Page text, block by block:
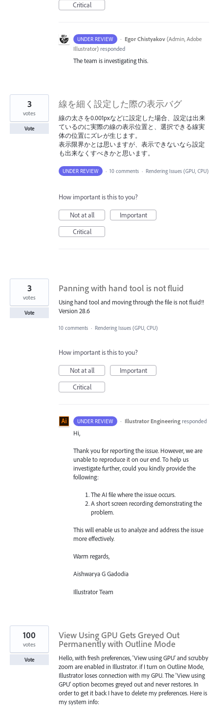
Critical
UNDER REVIEW · Egor Chistyakov (Admin, Adobe
Illustrator) responded
The team is investigating this.
線を細く設定した際の表示バグ
線の太さを0.001pxなどに設定した場合、設定は出来
ているのに実際の線の表示位置と、選択できる線実
体の位置にズレが生じます。
表示限界かとは思いますが、表示できないなら設定
も出来なくすべきかと思います。
3
votes
Vote
UNDER REVIEW · 10 comments · Rendering Issues (GPU, CPU)
How important is this to you?
Not at all
Important
Critical
Panning with hand tool is not fluid
Using hand tool and moving through the file is not fluid!!
Version 28.6
3
votes
Vote
10 comments · Rendering Issues (GPU, CPU)
How important is this to you?
Not at all
Important
Critical
UNDER REVIEW · Illustrator Engineering responded
Hi,
Thank you for reporting the issue. However, we are
unable to reproduce it on our end. To help us
investigate further, could you kindly provide the
following:
The AI file where the issue occurs.
A short screen recording demonstrating the
problem.
This will enable us to analyze and address the issue
more effectively.
Warm regards,
Aishwarya G Gadodia
Illustrator Team
View Using GPU Gets Greyed Out
Permanently with Outline Mode
Hello, with fresh preferences, 'View using GPU' and scrubby
zoom are enabled in Illustrator. if I turn on Outline Mode,
Illustrator loses connection with my GPU. The 'View using
GPU' option becomes greyed out and never restores. In
order to get it back I have to delete my preferences. Here is
my system info:
100
votes
Vote